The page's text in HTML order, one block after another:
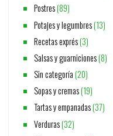
Postres(89)
Potajes y legumbres(13)
Recetas exprés(3)
Salsas y guarniciones(8)
Sin categoría(20)
Sopas y cremas(19)
Tartas y empanadas(37)
Verduras(32)